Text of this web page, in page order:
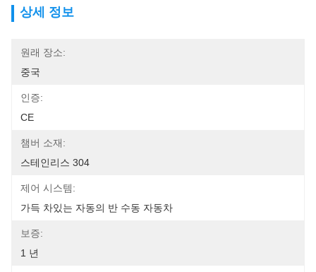
상세 정보
원래 장소:
중국
인증:
CE
챔버 소재:
스테인리스 304
제어 시스템:
가득 차있는 자동의 반 수동 자동차
보증:
1 년